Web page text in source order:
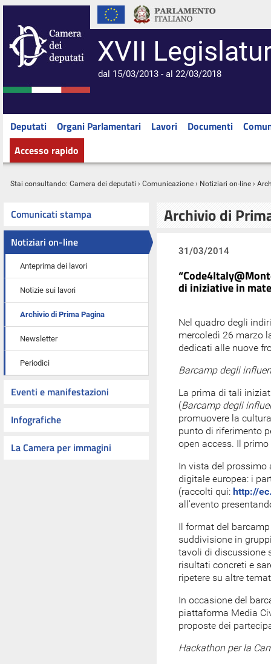
XVII
dal 15/03/2013 - al 22/03/2018
Deputati Organi Parlamentari Lavori Documenti
Accesso rapido
Stai consultando: Camera dei deputati › Comunicazione › Notiziari on-line ›
Comunicati stampa
Notiziari on-line
Anteprima dei lavori
Notizie sui lavori
Archivio di Prima Pagina
Newsletter
Periodici
Eventi e manifestazioni
Infografiche
La Camera per immagini
Archivio di
31/03/2014
di iniziative in
Nel quadro degli
mercoledì 26 marzo
dedicati alle nuove
Barcamp degli
La prima di tali
(Barcamp degli
promuovere la
punto di riferimento
open access. Il
In vista del prossimo
digitale europea: i
(raccolti qui: http://
all'evento
Il format del
suddivisione in
tavoli di discussione
risultati concreti e
ripetere su altre
In occasione del
piattaforma Media
proposte dei
Hackathon per la